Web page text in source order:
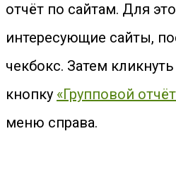
отчёт по сайтам. Для
интересующие сайты,
чекбокс. Затем
кнопку «Групповой
меню справа.